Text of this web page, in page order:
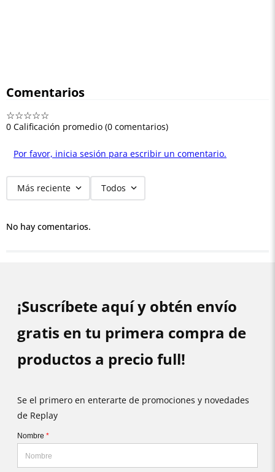
Comentarios
☆☆☆☆☆
0 Calificación promedio (0 comentarios)
Por favor, inicia sesión para escribir un comentario.
Más reciente Todos
No hay comentarios.
¡Suscríbete aquí y obtén envío
gratis en tu primera compra de
productos a precio full!
Se el primero en enterarte de promociones y novedades
de Replay
Nombre *